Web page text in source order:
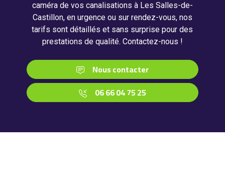
caméra de vos canalisations à Les Salles-de-
Castillon, en urgence ou sur rendez-vous, nos
tarifs sont détaillés et sans surprise pour des
prestations de qualité. Contactez-nous !
Nous contacter
06 66 04 75 25